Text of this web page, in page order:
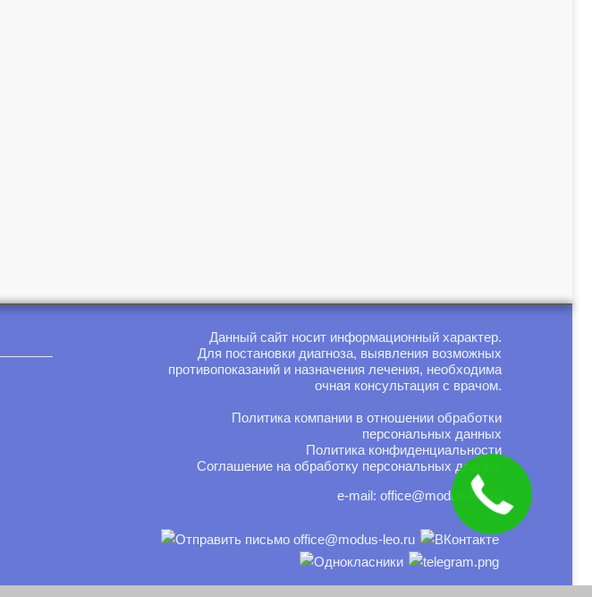
Данный сайт носит информационный характер.
Для постановки диагноза, выявления возможных
противопоказаний и назначения лечения, необходима
очная консультация с врачом.
Политика компании в отношении обработки
персональных данных
Политика конфиденциальности
Соглашение на обработку персональных данных
e-mail: office@modus-leo.ru